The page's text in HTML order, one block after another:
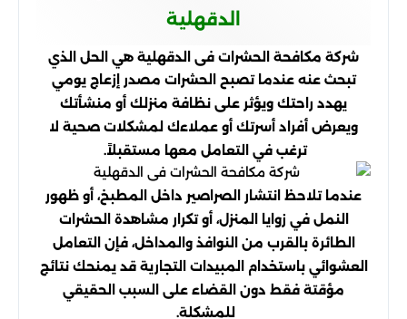
الدقهلية
شركة مكافحة الحشرات فى الدقهلية هي الحل الذي
تبحث عنه عندما تصبح الحشرات مصدر إزعاج يومي
يهدد راحتك ويؤثر على نظافة منزلك أو منشأتك
ويعرض أفراد أسرتك أو عملاءك لمشكلات صحية لا
ترغب في التعامل معها مستقبلاً.
عندما تلاحظ انتشار الصراصير داخل المطبخ، أو ظهور
النمل في زوايا المنزل، أو تكرار مشاهدة الحشرات
الطائرة بالقرب من النوافذ والمداخل، فإن التعامل
العشوائي باستخدام المبيدات التجارية قد يمنحك نتائج
مؤقتة فقط دون القضاء على السبب الحقيقي
للمشكلة.